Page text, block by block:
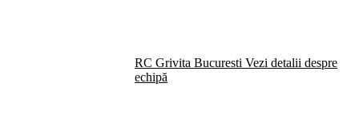
RC Grivita Bucuresti Vezi detalii despre
echipă